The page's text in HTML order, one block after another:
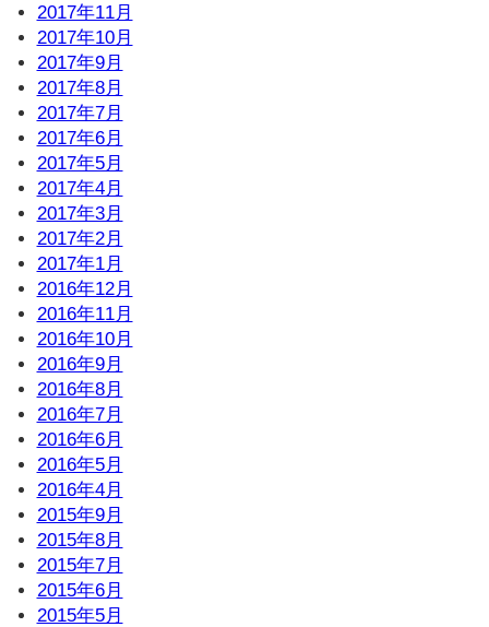
2017年11月
2017年10月
2017年9月
2017年8月
2017年7月
2017年6月
2017年5月
2017年4月
2017年3月
2017年2月
2017年1月
2016年12月
2016年11月
2016年10月
2016年9月
2016年8月
2016年7月
2016年6月
2016年5月
2016年4月
2015年9月
2015年8月
2015年7月
2015年6月
2015年5月